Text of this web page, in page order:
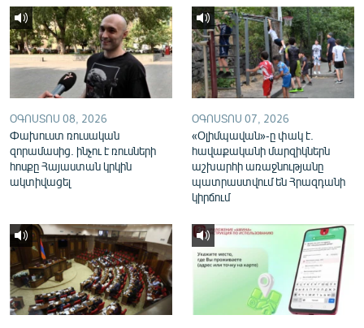
English
Русский
ՀԵՏԵՎԵՔ ՄԵԶ
«Ազատության» բոլոր կայքերը
ՕԳՈՍՏՈՍ 08, 2026
Փախուստ ռուսական
զորամասից. ինչու է ռուսների
հոսքը Հայաստան կրկին
ակտիվացել
ՕԳՈՍՏՈՍ 07, 2026
«Օլիմպավան»-ը փակ է.
հավաքականի մարզիկներն
աշխարհի առաջնությանը
պատրաստվում են Հրազդանի
կիրճում